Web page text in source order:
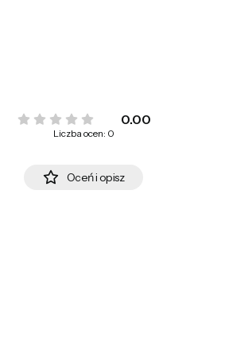
0.00
Liczba ocen: 0
Oceń i opisz